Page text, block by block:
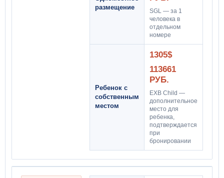
размещение
SGL — за 1
человека в
отдельном
номере
Ребенок с
собственным
местом
1305$
113661
РУБ.
EXB Child —
дополнительное
место для
ребенка,
подтверждается
при
бронировании